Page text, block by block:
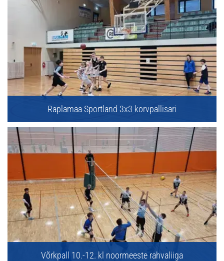
Raplamaa Sportland 3x3 korvpallisari
Võrkpall 10.-12. kl noormeeste rahvaliiga